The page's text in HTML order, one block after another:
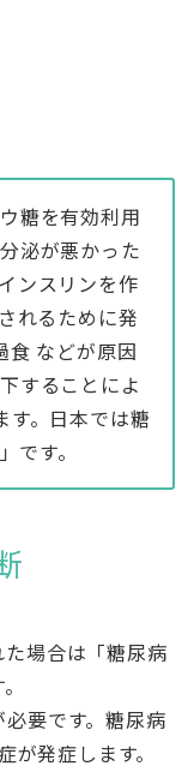
糖を有効利用
泌が悪かった
ンスリンを作
れるために発
食 などが原因
することによ
す。日本では糖
です。
場合は「糖尿病
要です。糖尿病
発症します。